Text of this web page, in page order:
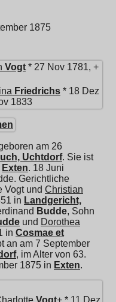
1875
Vogt * 27 Nov 1781, +
Friedrichs * 18 Dez
1833
am 26
Uchtdorf. Sie ist
Exten. 18 Juni
Gerichtliche
Vogt und Christian
in Landgericht,
Budde, Sohn
und Dorothea
in Cosmae et
an am 7 September
, im Alter von 63.
1875 in Exten.
Vogt+ * 11 Dez